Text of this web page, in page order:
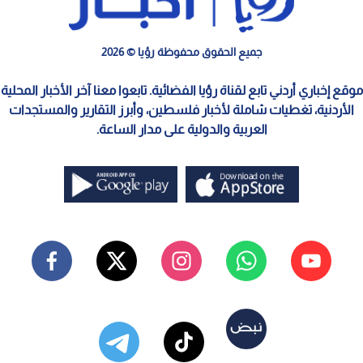
جميع الحقوق محفوظة رؤيا © 2026
موقع إخباري أردني تابع لقناة رؤيا الفضائية. تابعوا معنا آخر الأخبار المحلية
الأردنية، تغطيات شاملة لأخبار فلسطين، وأبرز التقارير والمستجدات
العربية والدولية على مدار الساعة.